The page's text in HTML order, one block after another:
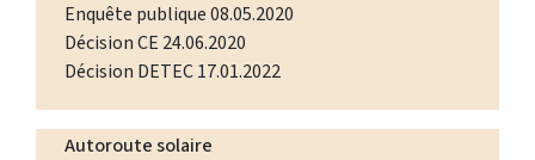
Enquête publique 08.05.2020
Décision CE 24.06.2020
Décision DETEC 17.01.2022
Autoroute solaire